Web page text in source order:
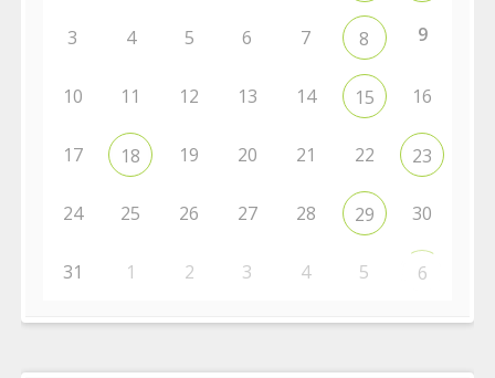
3 4 5 6 7 8 9
10 11 12 13 14 15 16
17 18 19 20 21 22 23
24 25 26 27 28 29 30
31 1 2 3 4 5 6